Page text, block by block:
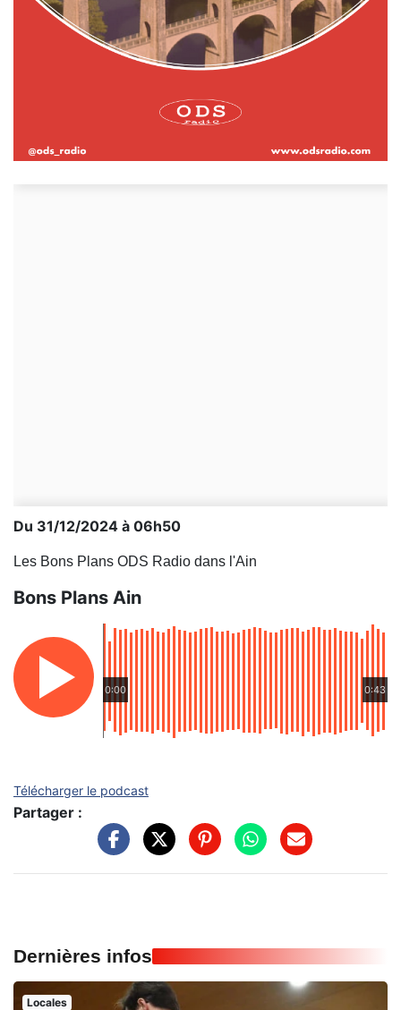
Du 31/12/2024 à 06h50
Les Bons Plans ODS Radio dans l'Ain
Bons Plans Ain
0:00 0:43
Télécharger le podcast
Partager :
Dernières infos
Locales